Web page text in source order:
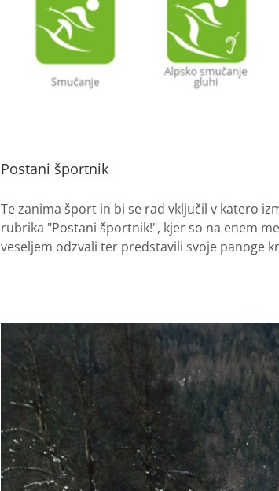
Postani športnik
Te zanima šport in bi se rad vključil v katero
rubrika "Postani športnik!", kjer so na enem
veseljem odzvali ter predstavili svoje panoge